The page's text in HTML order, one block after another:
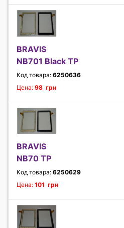
BRAVIS
NB701 Black TP
Код товара: 6250636
Цена: 98 грн
BRAVIS
NB70 TP
Код товара: 6250629
Цена: 101 грн